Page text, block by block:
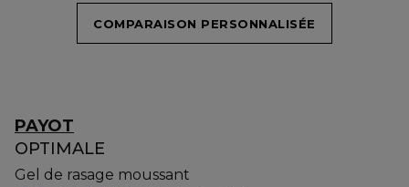
COMPARAISON PERSONNALISÉE
PAYOT
OPTIMALE
Gel de rasage moussant